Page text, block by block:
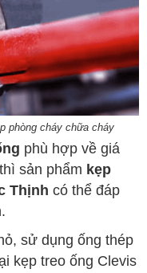
phòng cháy chữa cháy
phù hợp về giá
sản phẩm kẹp
Thịnh có thể đáp
sử dụng ống thép
kẹp treo ống Clevis